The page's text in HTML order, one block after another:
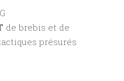
de brebis et de
présurés